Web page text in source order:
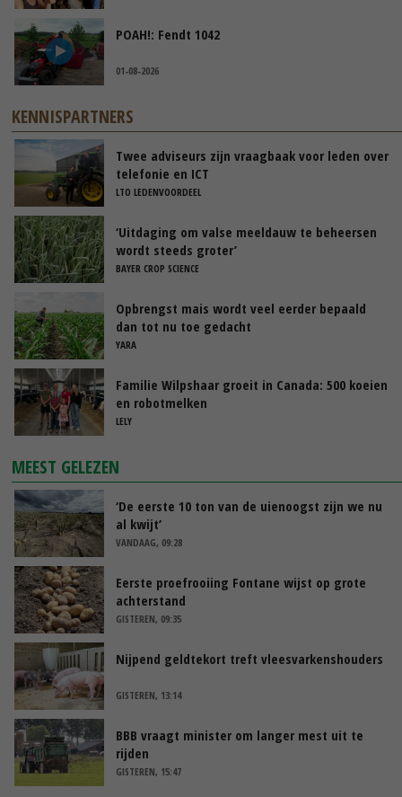
POAH!: Fendt 1042
01-08-2026
KENNISPARTNERS
Twee adviseurs zijn vraagbaak voor leden over
telefonie en ICT
LTO LEDENVOORDEEL
‘Uitdaging om valse meeldauw te beheersen
wordt steeds groter’
BAYER CROP SCIENCE
Opbrengst mais wordt veel eerder bepaald
dan tot nu toe gedacht
YARA
Familie Wilpshaar groeit in Canada: 500 koeien
en robotmelken
LELY
MEEST GELEZEN
‘De eerste 10 ton van de uienoogst zijn we nu
al kwijt’
VANDAAG, 09:28
Eerste proefrooiing Fontane wijst op grote
achterstand
GISTEREN, 09:35
Nijpend geldtekort treft vleesvarkenshouders
GISTEREN, 13:14
BBB vraagt minister om langer mest uit te
rijden
GISTEREN, 15:47